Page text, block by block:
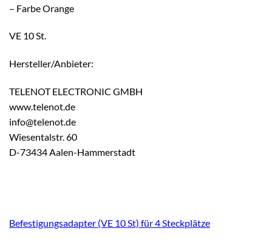
– Farbe Orange
VE 10 St.
Hersteller/Anbieter:
TELENOT ELECTRONIC GMBH
www.telenot.de
info@telenot.de
Wiesentalstr. 60
D-73434 Aalen-Hammerstadt
Befestigungsadapter (VE 10 St) für 4 Steckplätze